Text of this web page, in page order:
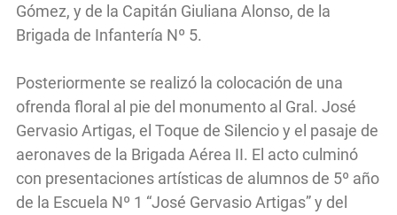
Gómez, y de la Capitán Giuliana Alonso, de la
Brigada de Infantería Nº 5.
Posteriormente se realizó la colocación de una
ofrenda floral al pie del monumento al Gral. José
Gervasio Artigas, el Toque de Silencio y el pasaje de
aeronaves de la Brigada Aérea II. El acto culminó
con presentaciones artísticas de alumnos de 5º año
de la Escuela Nº 1 “José Gervasio Artigas” y del